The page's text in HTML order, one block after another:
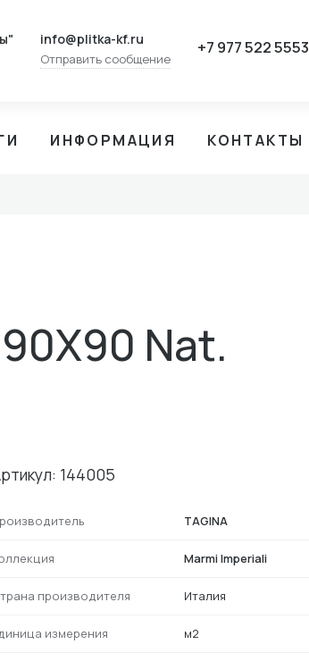
info@plitka-kf.ru
Отправить сообщение
+7 977 522 5553
ИНФОРМАЦИЯ КОНТАКТЫ
Nat.
144005
TAGINA
Marmi Imperiali
производителя Италия
измерения м2